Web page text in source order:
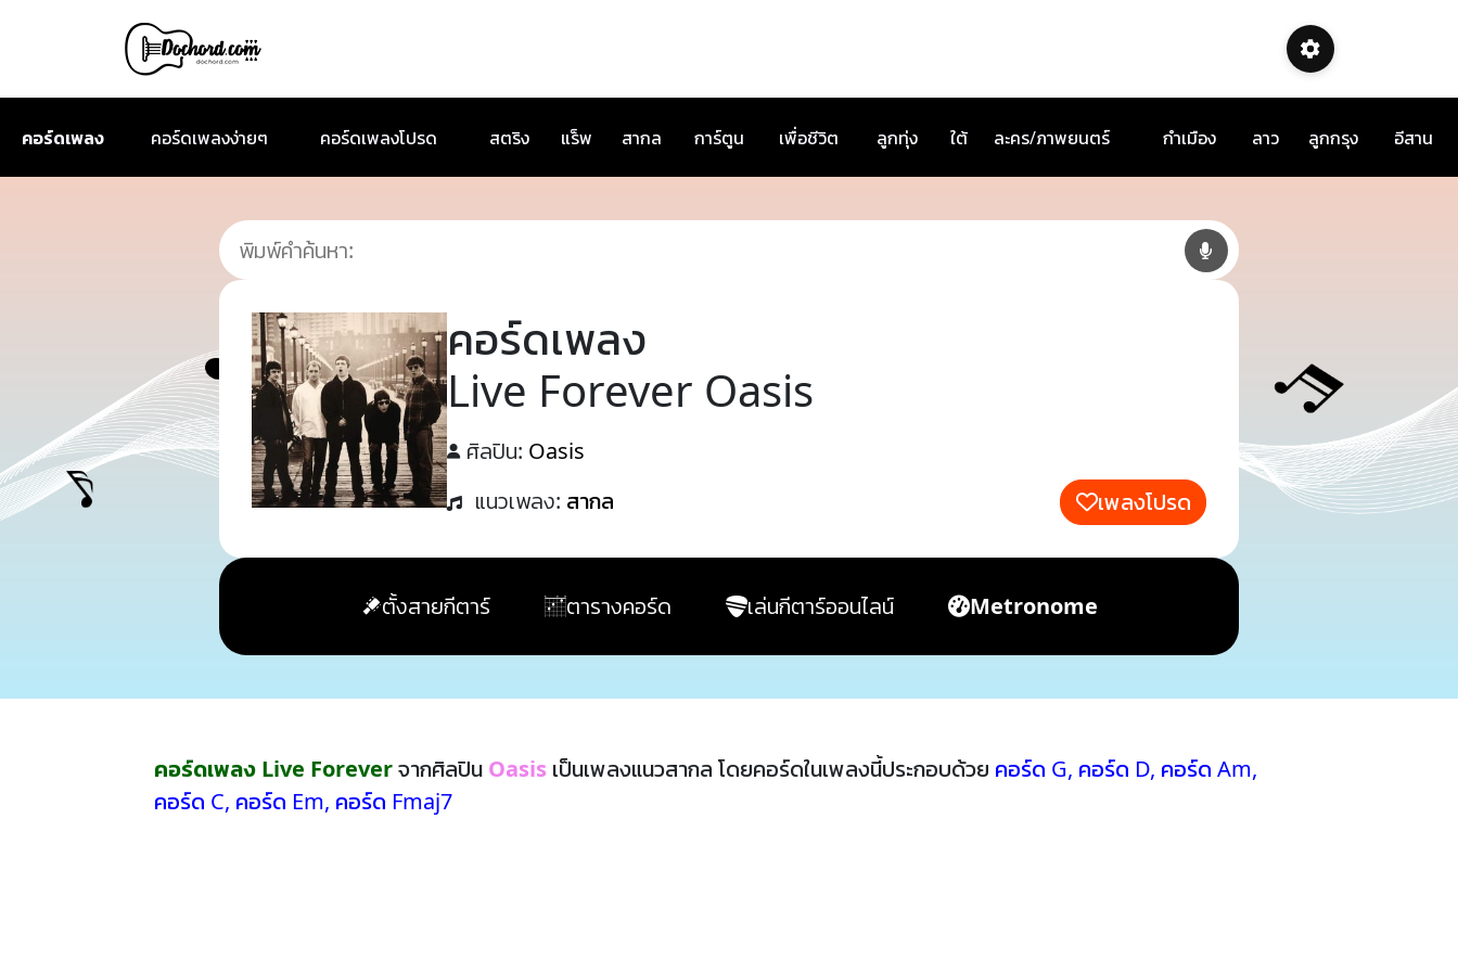
คอร์ดเพลง คอร์ดเพลงง่ายๆ คอร์ดเพลงโปรด สตริง แร็พ สากล การ์ตูน เพื่อชีวิต ลูกทุ่ง ใต้ ละคร/ภาพยนตร์ กำเมือง ลาว ลูกกรุง อีสาน
คอร์ดเพลง
Live Forever Oasis
ศิลปิน: Oasis
แนวเพลง: สากล เพลงโปรด
ตั้งสายกีตาร์ ตารางคอร์ด เล่นกีตาร์ออนไลน์ Metronome
คอร์ดเพลง Live Foreverจากศิลปิน Oasis เป็นเพลงแนวสากล โดยคอร์ดในเพลงนี้ประกอบด้วย คอร์ด G, คอร์ด D, คอร์ด Am,
คอร์ด C, คอร์ด Em, คอร์ด Fmaj7